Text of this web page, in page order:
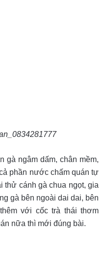
gà ngâm dấm, chân mềm,
phần nước chấm quán tự
thử cánh gà chua ngọt, gia
gà bên ngoài dai dai, bên
với cốc trà thái thơm
nữa thì mới đúng bài.